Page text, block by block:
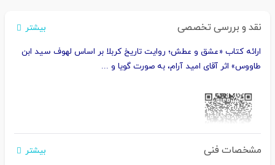
نقد و بررسی تخصصی بیشتر
ارائه کتاب «عشق و عطش؛ روایت تاریخ کربلا بر اساس لهوف سید ابن
طاووس» اثر آقای امید آرام، به صورت گویا و ...
اگر برای خرید تمایل به عضویت در سایت ندارید،
مشخصات فنی بیشتر